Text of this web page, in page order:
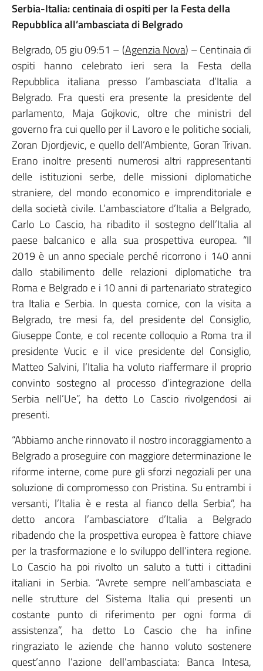
Serbia-Italia: centinaia di ospiti per la Festa della
Repubblica all’ambasciata di Belgrado
Belgrado, 05 giu 09:51 – (AgenziaNova) – Centinaia di
ospiti hanno celebrato ieri sera la Festa della
Repubblica italiana presso l’ambasciata d’Italia a
Belgrado. Fra questi era presente la presidente del
parlamento, Maja Gojkovic, oltre che ministri del
governo fra cui quello per il Lavoro e le politiche sociali,
Zoran Djordjevic, e quello dell’Ambiente, Goran Trivan.
Erano inoltre presenti numerosi altri rappresentanti
delle istituzioni serbe, delle missioni diplomatiche
straniere, del mondo economico e imprenditoriale e
della società civile. L’ambasciatore d’Italia a Belgrado,
Carlo Lo Cascio, ha ribadito il sostegno dell’Italia al
paese balcanico e alla sua prospettiva europea. “Il
2019 è un anno speciale perché ricorrono i 140 anni
dallo stabilimento delle relazioni diplomatiche tra
Roma e Belgrado e i 10 anni di partenariato strategico
tra Italia e Serbia. In questa cornice, con la visita a
Belgrado, tre mesi fa, del presidente del Consiglio,
Giuseppe Conte, e col recente colloquio a Roma tra il
presidente Vucic e il vice presidente del Consiglio,
Matteo Salvini, l’Italia ha voluto riaffermare il proprio
convinto sostegno al processo d’integrazione della
Serbia nell’Ue”, ha detto Lo Cascio rivolgendosi ai
presenti.
“Abbiamo anche rinnovato il nostro incoraggiamento a
Belgrado a proseguire con maggiore determinazione le
riforme interne, come pure gli sforzi negoziali per una
soluzione di compromesso con Pristina. Su entrambi i
versanti, l’Italia è e resta al fianco della Serbia”, ha
detto ancora l’ambasciatore d’Italia a Belgrado
ribadendo che la prospettiva europea è fattore chiave
per la trasformazione e lo sviluppo dell’intera regione.
Lo Cascio ha poi rivolto un saluto a tutti i cittadini
italiani in Serbia. “Avrete sempre nell’ambasciata e
nelle strutture del Sistema Italia qui presenti un
costante punto di riferimento per ogni forma di
assistenza”, ha detto Lo Cascio che ha infine
ringraziato le aziende che hanno voluto sostenere
quest’anno l’azione dell’ambasciata: Banca Intesa,